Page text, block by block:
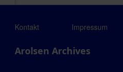
Kontakt Impressum
Arolsen Archives